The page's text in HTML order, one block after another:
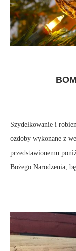
Szydełkowanie i
ozdoby wykonane z
przedstawionemu
Bożego Narodzenia,